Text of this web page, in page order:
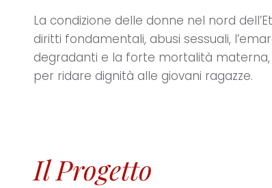
La condizione delle donne nel nord
diritti fondamentali, abusi sessuali,
degradanti e la forte mortalità
per ridare dignità alle giovani ragazze.
Il Progetto